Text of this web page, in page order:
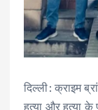
दिल्ली: क्राइम
हत्या और हत्या